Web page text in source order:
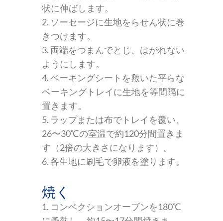
状に伸ばします。
2. ソーセージに生地をらせん状に巻
きつけます。
3. 両端をつまんでとじ、はがれない
ようにします。
4. ベーキングシートを敷いた平らな
ベーキングトレイに生地を等間隔に
置きます。
5. ラップまたは布でトレイを覆い、
26〜30℃の室温で約120分間置きま
す（2倍の大きさになります）。
6. 各生地に刷毛で卵液を塗ります。
焼く
1. コンベクションオーブンを180℃